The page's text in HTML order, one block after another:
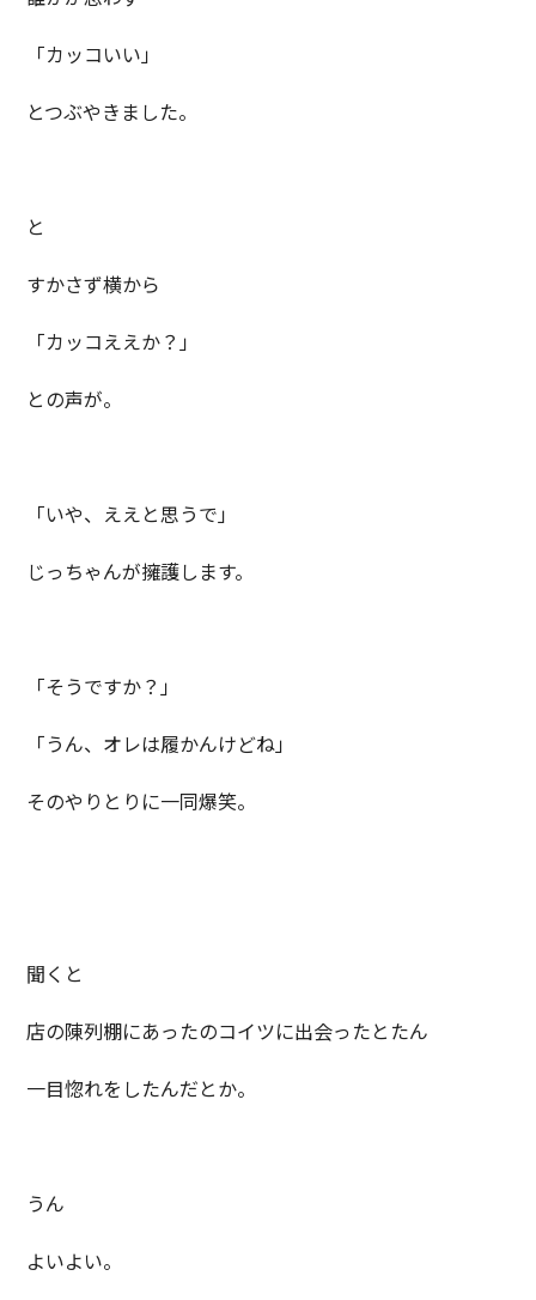
「カッコいい」
とつぶやきました。
と
すかさず横から
「カッコええか？」
との声が。
「いや、ええと思うで」
じっちゃんが擁護します。
「そうですか？」
「うん、オレは履かんけどね」
そのやりとりに一同爆笑。
聞くと
店の陳列棚にあったのコイツに出会ったとたん
一目惚れをしたんだとか。
うん
よいよい。